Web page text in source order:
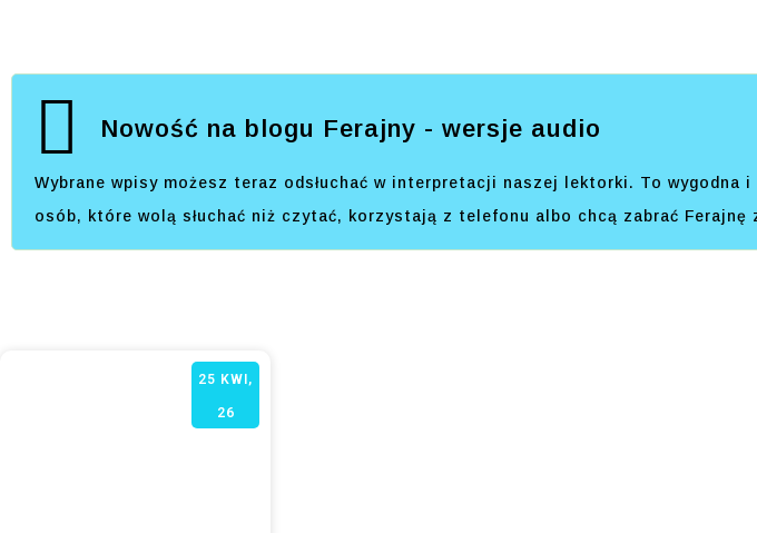
Nowość na blogu Ferajny - wersje audio
Wybrane wpisy możesz teraz odsłuchać w interpretacji naszej lektorki. To wygodna
osób, które wolą słuchać niż czytać, korzystają z telefonu albo chcą zabrać Ferajnę
25 KWI,
26